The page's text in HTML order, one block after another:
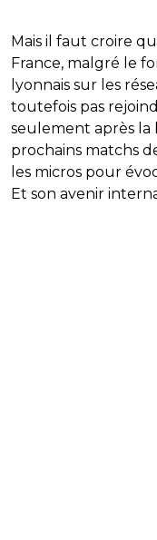
Mais il faut croire
France, malgré le
lyonnais sur les
toutefois pas
seulement après la
prochains matchs
les micros pour
Et son avenir